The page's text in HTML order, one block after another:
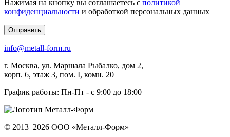
Нажимая на кнопку вы соглашаетесь с политикой
конфиденциальности и обработкой персональных данных
Отправить
info@metall-form.ru
г. Москва, ул. Маршала Рыбалко, дом 2,
корп. 6, этаж 3, пом. I, комн. 20
График работы: Пн-Пт - с 9:00 до 18:00
© 2013–2026 ООО «Металл-Форм»